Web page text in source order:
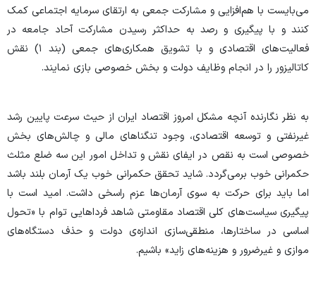
می‌بایست با هم‌افزایی و مشارکت جمعی به ارتقای سرمایه اجتماعی کمک
کنند و با پیگیری و رصد به حداکثر رسیدن مشارکت آحاد جامعه در
فعالیت‌های اقتصادی و با تشویق همکاری‌های جمعی (بند ۱) نقش
کاتالیزور را در انجام وظایف دولت و بخش خصوصی بازی نمایند.
به نظر نگارنده آنچه مشکل امروز اقتصاد ایران از حیث سرعت پایین رشد
غیرنفتی و توسعه اقتصادی، وجود تنگناهای مالی و چالش‌های بخش
خصوصی است به نقص در ایفای نقش و تداخل امور این سه ضلع مثلث
حکمرانی خوب برمی‌گردد. شاید تحقق حکمرانی خوب یک آرمان بلند باشد
اما باید برای حرکت به سوی آرمان‌ها عزم راسخی داشت. امید است با
پیگیری سیاست‌های کلی اقتصاد مقاومتی شاهد فرداهایی توام با «تحول
اساسی در ساختارها، منطقی‌سازی اندازه‌ی دولت و حذف دستگاه‌های
موازی و غیرضرور و هزینه‌های زاید» باشیم.